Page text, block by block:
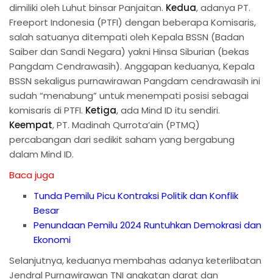
dimiliki oleh Luhut binsar Panjaitan. Kedua, adanya PT.
Freeport Indonesia (PTFI) dengan beberapa Komisaris,
salah satuanya ditempati oleh Kepala BSSN (Badan
Saiber dan Sandi Negara) yakni Hinsa Siburian (bekas
Pangdam Cendrawasih). Anggapan keduanya, Kepala
BSSN sekaligus purnawirawan Pangdam cendrawasih ini
sudah “menabung” untuk menempati posisi sebagai
komisaris di PTFI. Ketiga, ada Mind ID itu sendiri.
Keempat, PT. Madinah Qurrota’ain (PTMQ)
percabangan dari sedikit saham yang bergabung
dalam Mind ID.
Baca juga
Tunda Pemilu Picu Kontraksi Politik dan Konflik
Besar
Penundaan Pemilu 2024 Runtuhkan Demokrasi dan
Ekonomi
Selanjutnya, keduanya membahas adanya keterlibatan
Jendral Purnawirawan TNI angkatan darat dan